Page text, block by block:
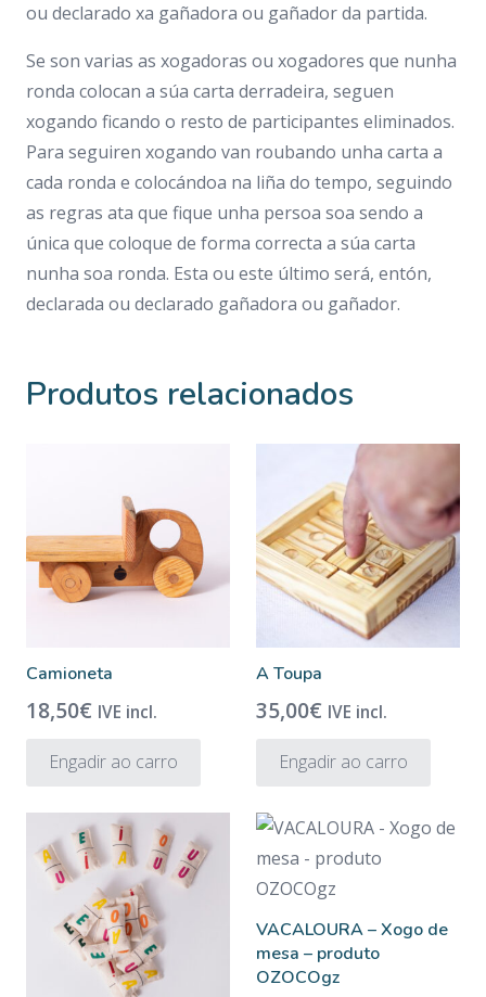
ou declarado xa gañadora ou gañador da partida.
Se son varias as xogadoras ou xogadores que nunha
ronda colocan a súa carta derradeira, seguen
xogando ficando o resto de participantes eliminados.
Para seguiren xogando van roubando unha carta a
cada ronda e colocándoa na liña do tempo, seguindo
as regras ata que fique unha persoa soa sendo a
única que coloque de forma correcta a súa carta
nunha soa ronda. Esta ou este último será, entón,
declarada ou declarado gañadora ou gañador.
Produtos relacionados
Camioneta
18,50€ IVE incl.
Engadir ao carro
A Toupa
35,00€ IVE incl.
Engadir ao carro
VACALOURA – Xogo de
mesa – produto
OZOCOgz